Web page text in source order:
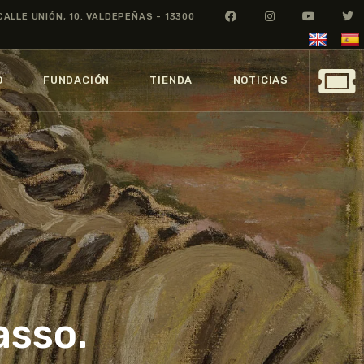
UNIÓN, 10. VALDEPEÑAS - 13300
FUNDACIÓN TIENDA NOTICIAS